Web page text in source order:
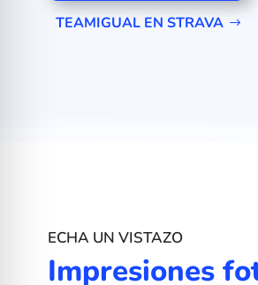
TEAMIGUAL EN STRAVA
ECHA UN VISTAZO
Impresiones